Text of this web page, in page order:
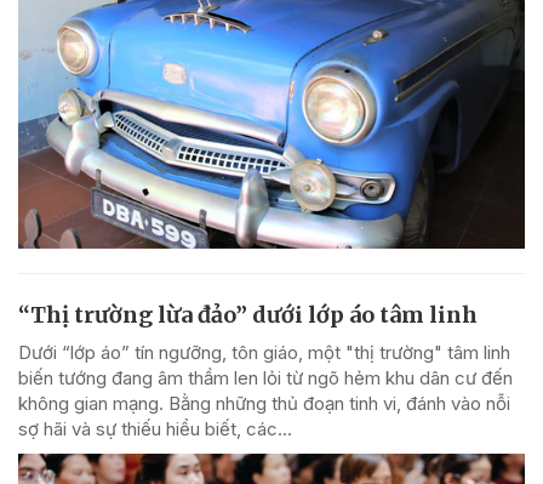
“Thị trường lừa đảo” dưới lớp áo tâm linh
Dưới “lớp áo” tín ngưỡng, tôn giáo, một "thị trường" tâm linh
biến tướng đang âm thầm len lỏi từ ngõ hẻm khu dân cư đến
không gian mạng. Bằng những thủ đoạn tinh vi, đánh vào nỗi
sợ hãi và sự thiếu hiểu biết, các...